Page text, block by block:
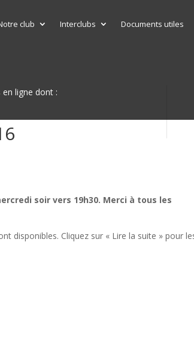
club Interclubs Documents utiles
en ligne dont :
soir vers 19h30. Merci à tous les
disponibles. Cliquez sur « Lire la suite » pour